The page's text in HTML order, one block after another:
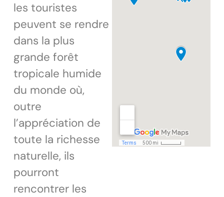
les touristes
peuvent se rendre
dans la plus
grande forêt
tropicale humide
du monde où,
outre
l’appréciation de
toute la richesse
naturelle, ils
pourront
rencontrer les